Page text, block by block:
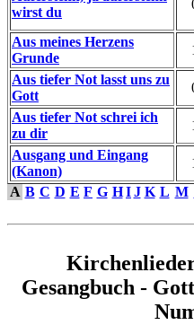
wirst du
Aus meines Herzens
Grunde
Aus tiefer Not lasst uns zu
Gott
Aus tiefer Not schrei ich
zu dir
Ausgang und Eingang
(Kanon)
A B C D E F G H IJ K L M
Gesangbuch -